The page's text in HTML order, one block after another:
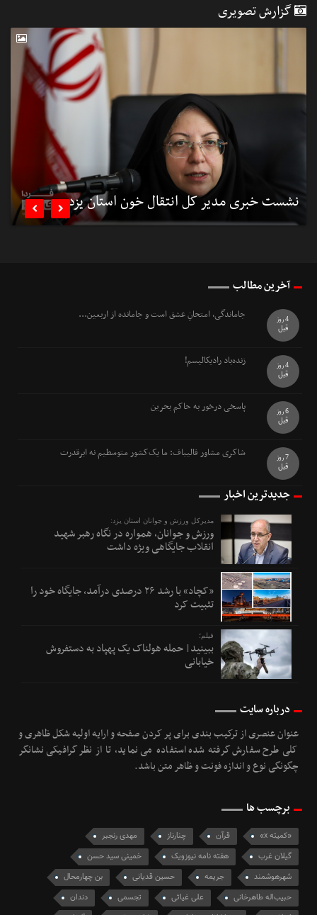
گزارش تصویری
نشست خبری مدیر کل انتقال خون استان یزد  
آخرین مطالب
جاماندگی، امتحانِ عشق است و جامانده از اربعین...
4 روز
قبل
زنده‌باد رادیکالیسم!
4 روز
قبل
پاسخی درخور به حاکم بحرین
6 روز
قبل
شاکری مشاور قالیباف: ما یک‌کشور متوسطیم نه ابرقدرت
7 روز
قبل
جدیدترین اخبار
مدیرکل ورزش و جوانان استان یزد:
ورزش و جوانان، همواره در نگاه رهبر شهید
انقلاب جایگاهی ویژه داشت
«کچاد» با رشد ۲۶ درصدی درآمد، جایگاه خود را
تثبیت کرد
فیلم؛
ببینید| حمله هولناک یک پهپاد به دستفروش
خیابانی
درباره سایت
عنوان عنصری از ترکیب بندی برای پر کردن صفحه و ارایه اولیه شکل ظاهری و
کلی طرح سفارش گرفته شده استفاده می نماید، تا از نظر گرافیکی نشانگر
چگونگی نوع و اندازه فونت و ظاهر متن باشد.
برچسب ها
«كميته x» قرآن چنارناز
مهدی رنجبر
گیلان غرب
هفته نامه نیوزویک
خمینی سید حسن
شهرهوشمند
جریمه حسین قدیانی
بن چهارمحال
حبیب‌اله طاهرخانی
علی غیاثی تجسمی
دندان